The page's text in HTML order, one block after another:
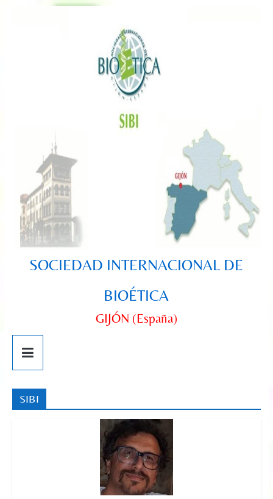
SOCIEDAD INTERNACIONAL DE
BIOÉTICA
GIJÓN (España)
SIBI